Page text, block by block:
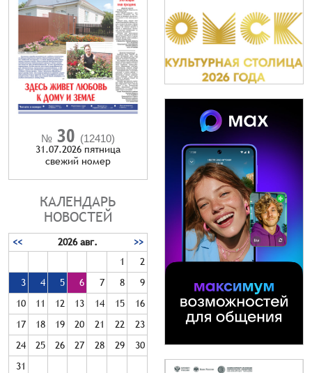
№ 30 (12410)
31.07.2026 пятница
cвежий номер
КАЛЕНДАРЬ
НОВОСТЕЙ
<< 2026 авг.
>>
1
2
3
4 5 6 7 8
9
10
11 12 13 14 15
16
17
18 19 20 21 22
23
24
25 26 27 28 29
30
31